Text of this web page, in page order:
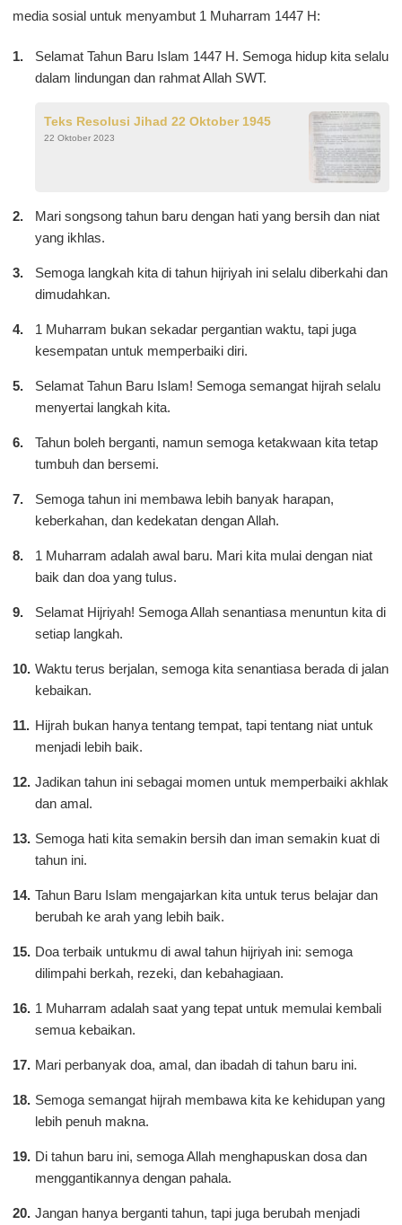
media sosial untuk menyambut 1 Muharram 1447 H:
Selamat Tahun Baru Islam 1447 H. Semoga hidup kita selalu
dalam lindungan dan rahmat Allah SWT.
Teks Resolusi Jihad 22 Oktober 1945
22 Oktober 2023
Mari songsong tahun baru dengan hati yang bersih dan niat
yang ikhlas.
Semoga langkah kita di tahun hijriyah ini selalu diberkahi dan
dimudahkan.
1 Muharram bukan sekadar pergantian waktu, tapi juga
kesempatan untuk memperbaiki diri.
Selamat Tahun Baru Islam! Semoga semangat hijrah selalu
menyertai langkah kita.
Tahun boleh berganti, namun semoga ketakwaan kita tetap
tumbuh dan bersemi.
Semoga tahun ini membawa lebih banyak harapan,
keberkahan, dan kedekatan dengan Allah.
1 Muharram adalah awal baru. Mari kita mulai dengan niat
baik dan doa yang tulus.
Selamat Hijriyah! Semoga Allah senantiasa menuntun kita di
setiap langkah.
Waktu terus berjalan, semoga kita senantiasa berada di jalan
kebaikan.
Hijrah bukan hanya tentang tempat, tapi tentang niat untuk
menjadi lebih baik.
Jadikan tahun ini sebagai momen untuk memperbaiki akhlak
dan amal.
Semoga hati kita semakin bersih dan iman semakin kuat di
tahun ini.
Tahun Baru Islam mengajarkan kita untuk terus belajar dan
berubah ke arah yang lebih baik.
Doa terbaik untukmu di awal tahun hijriyah ini: semoga
dilimpahi berkah, rezeki, dan kebahagiaan.
1 Muharram adalah saat yang tepat untuk memulai kembali
semua kebaikan.
Mari perbanyak doa, amal, dan ibadah di tahun baru ini.
Semoga semangat hijrah membawa kita ke kehidupan yang
lebih penuh makna.
Di tahun baru ini, semoga Allah menghapuskan dosa dan
menggantikannya dengan pahala.
Jangan hanya berganti tahun, tapi juga berubah menjadi